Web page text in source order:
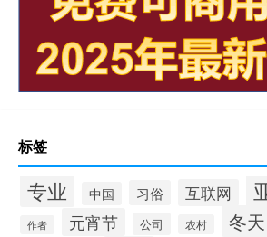
标签
专业 中国 习俗 互联网
作者 元宵节 公司 农村 冬天